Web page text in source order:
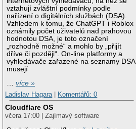
vztahují zvláštní podmínky podle
nařízení o digitálních službách (DSA).
Vzhledem k tomu, že ChatGPT i Roblox
oznámily počet uživatelů nad prahovou
hodnotou DSA, je toto označení
„rozhodně možné“ a mohlo by „přijít
dříve či později“. On-line platformy a
vyhledávače zařazené na seznamy DSA
musejí
…více »
Ladislav Hagara
Komentářů: 0
Cloudflare OS
včera 17:00 | Zajímavý software